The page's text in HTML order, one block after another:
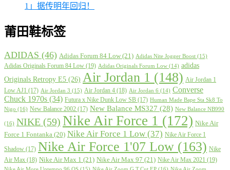
1」据传明年回归！
莆田鞋标签
ADIDAS (46) Adidas Forum 84 Low (21) Adidas Nite Jogger Boost (15)
Adidas Originals Forum 84 Low (19) Adidas Originals Forum Low (14) adidas
Originals Retropy E5 (26) Air Jordan 1 (148) Air Jordan 1
Low AJ1 (17) Air Jordan 3 (15) Air Jordan 4 (18) Air Jordan 6 (14) Converse
Chuck 1970s (34) Futura x Nike Dunk Low SB (17) Human Made Bape Sta Sk8 To
Nigo (16) New Balance 2002 (17) New Balance MS327 (28) New Balance NB990
(16) NIKE (59) Nike Air Force 1 (172) Nike Air
Force 1 Fontanka (20) Nike Air Force 1 Low (37) Nike Air Force 1
Shadow (17) Nike Air Force 1'07 Low (163) Nike
Air Max (18) Nike Air Max 1 (21) Nike Air Max 97 (21) Nike Air Max 2021 (19)
Nike Air More Uptempo 96 QS (15) Nike Air Zoom G.T.Cut EP (16) Nike Air Zoom